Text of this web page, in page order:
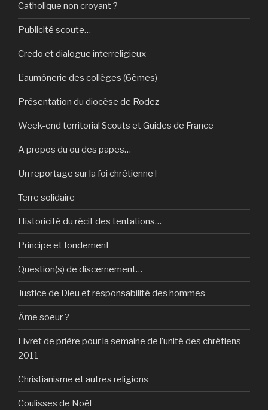
Catholique non croyant ?
Publicité scoute…
Credo et dialogue interreligieux
L’aumônerie des collèges (6èmes)
Présentation du diocèse de Rodez
Week-end territorial Scouts et Guides de France
A propos du ou des papes…
Un reportage sur la foi chrétienne !
Terre solidaire
Historicité du récit des tentations…
Principe et fondement
Question(s) de discernement…
Justice de Dieu et responsabilité des hommes
Âme soeur ?
Livret de prière pour la semaine de l’unité des chrétiens
2011
Christianisme et autres religions
Coulisses de Noël